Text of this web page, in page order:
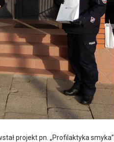
projekt pn. „Profilaktyka smyka”.